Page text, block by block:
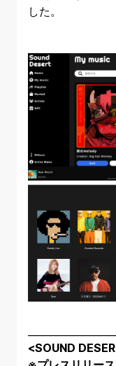
した。
<SOUND